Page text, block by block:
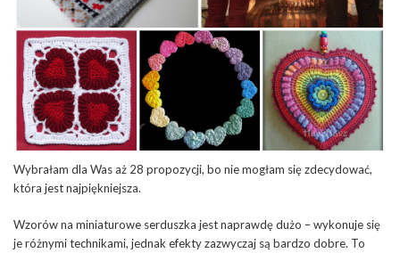
Wybrałam dla Was aż 28 propozycji, bo nie mogłam się zdecydować,
która jest najpiękniejsza.
Wzorów na miniaturowe serduszka jest naprawdę dużo – wykonuje się
je różnymi technikami, jednak efekty zazwyczaj są bardzo dobre. To